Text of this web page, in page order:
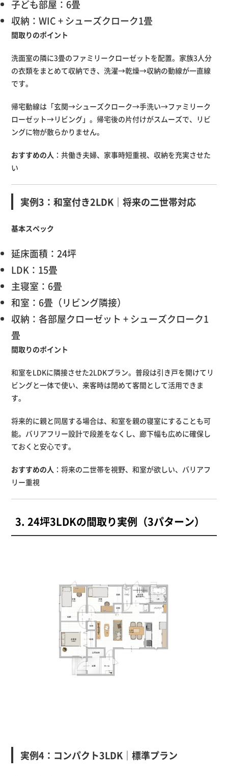
子ども部屋：6畳
収納：WIC + シューズクローク1畳
間取りのポイント
洗面室の隣に3畳のファミリークローゼットを配置。家族3人分
の衣類をまとめて収納でき、洗濯→乾燥→収納の動線が一直線
です。
帰宅動線は「玄関→シューズクローク→手洗い→ファミリーク
ローゼット→リビング」。帰宅後の片付けがスムーズで、リビ
ングに物が散らかりません。
おすすめの人 ：共働き夫婦、家事時短重視、収納を充実させた
い
実例3：和室付き2LDK｜将来の二世帯対応
基本スペック
延床面積：24坪
LDK：15畳
主寝室：6畳
和室：6畳（リビング隣接）
収納：各部屋クローゼット + シューズクローク1
畳
間取りのポイント
和室をLDKに隣接させた2LDKプラン。普段は引き戸を開けてリ
ビングと一体で使い、来客時は閉めて客間として活用できま
す。
将来的に親と同居する場合は、和室を親の寝室にすることも可
能。バリアフリー設計で段差をなくし、廊下幅も広めに確保し
ておくと安心です。
おすすめの人 ：将来の二世帯を視野、和室が欲しい、バリアフ
リー重視
3. 24坪3LDKの間取り実例（3パターン）
実例4：コンパクト3LDK｜標準プラン